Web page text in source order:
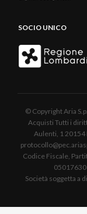
SOCIO UNICO
© Copyright Aria
Acquisti Tutti i
Aulenti, 1
Codice Fiscale,
Società soggetta a